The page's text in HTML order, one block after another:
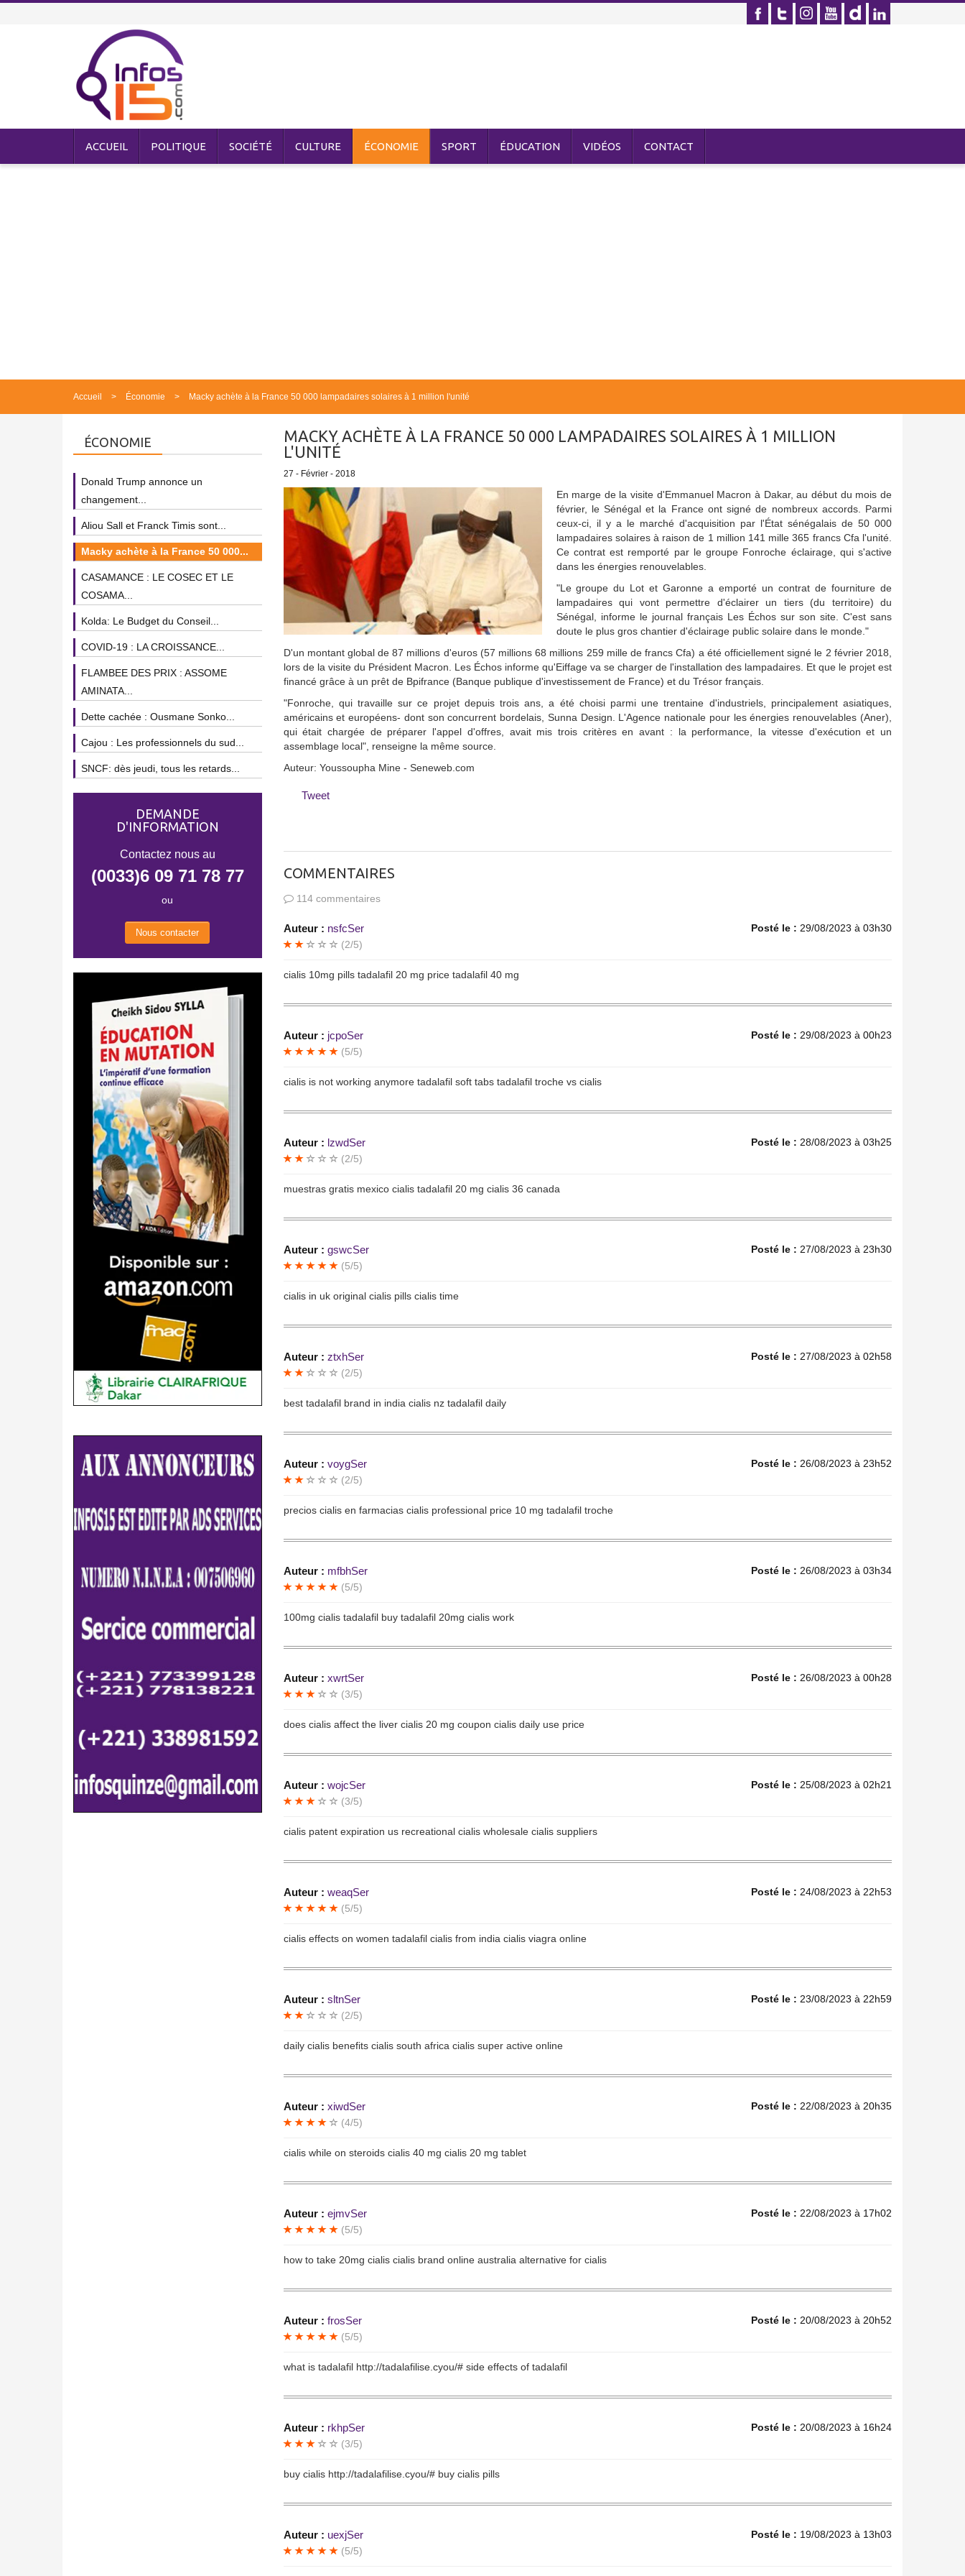
ACCUEIL POLITIQUE SOCIÉTÉ CULTURE ÉCONOMIE SPORT ÉDUCATION VIDÉOS CONTACT
Accueil Économie Macky achète à la France 50 000 lampadaires solaires à 1 million l'unité
MACKY ACHÈTE À LA FRANCE 50 000 LAMPADAIRES SOLAIRES À 1 MILLION
L'UNITÉ
27 - Février - 2018
En marge de la visite d'Emmanuel Macron à Dakar, au début du mois de
février, le Sénégal et la France ont signé de nombreux accords. Parmi
ceux-ci, il y a le marché d'acquisition par l'État sénégalais de 50 000
lampadaires solaires à raison de 1 million 141 mille 365 francs Cfa l'unité.
Ce contrat est remporté par le groupe Fonroche éclairage, qui s'active
dans les énergies renouvelables.
"Le groupe du Lot et Garonne a emporté un contrat de fourniture de
lampadaires qui vont permettre d'éclairer un tiers (du territoire) du
Sénégal, informe le journal français Les Échos sur son site. C'est sans
doute le plus gros chantier d'éclairage public solaire dans le monde."
D'un montant global de 87 millions d'euros (57 millions 68 millions 259 mille de francs Cfa) a été officiellement signé le 2 février 2018,
lors de la visite du Président Macron. Les Échos informe qu'Eiffage va se charger de l'installation des lampadaires. Et que le projet est
financé grâce à un prêt de Bpifrance (Banque publique d'investissement de France) et du Trésor français.
"Fonroche, qui travaille sur ce projet depuis trois ans, a été choisi parmi une trentaine d'industriels, principalement asiatiques,
américains et européens- dont son concurrent bordelais, Sunna Design. L'Agence nationale pour les énergies renouvelables (Aner),
qui était chargée de préparer l'appel d'offres, avait mis trois critères en avant : la performance, la vitesse d'exécution et un
assemblage local", renseigne la même source.
Auteur: Youssoupha Mine - Seneweb.com
Tweet
COMMENTAIRES
114 commentaires
Auteur : nsfcSer Posté le : 29/08/2023 à 03h30
(2/5)
cialis 10mg pills tadalafil 20 mg price tadalafil 40 mg
Auteur : jcpoSer Posté le : 29/08/2023 à 00h23
(5/5)
cialis is not working anymore tadalafil soft tabs tadalafil troche vs cialis
Auteur : lzwdSer Posté le : 28/08/2023 à 03h25
(2/5)
muestras gratis mexico cialis tadalafil 20 mg cialis 36 canada
Auteur : gswcSer Posté le : 27/08/2023 à 23h30
(5/5)
cialis in uk original cialis pills cialis time
Auteur : ztxhSer Posté le : 27/08/2023 à 02h58
(2/5)
best tadalafil brand in india cialis nz tadalafil daily
Auteur : voygSer Posté le : 26/08/2023 à 23h52
(2/5)
precios cialis en farmacias cialis professional price 10 mg tadalafil troche
Auteur : mfbhSer Posté le : 26/08/2023 à 03h34
(5/5)
100mg cialis tadalafil buy tadalafil 20mg cialis work
Auteur : xwrtSer Posté le : 26/08/2023 à 00h28
(3/5)
does cialis affect the liver cialis 20 mg coupon cialis daily use price
Auteur : wojcSer Posté le : 25/08/2023 à 02h21
(3/5)
cialis patent expiration us recreational cialis wholesale cialis suppliers
Auteur : weaqSer Posté le : 24/08/2023 à 22h53
(5/5)
cialis effects on women tadalafil cialis from india cialis viagra online
Auteur : sltnSer Posté le : 23/08/2023 à 22h59
(2/5)
daily cialis benefits cialis south africa cialis super active online
Auteur : xiwdSer Posté le : 22/08/2023 à 20h35
(4/5)
cialis while on steroids cialis 40 mg cialis 20 mg tablet
Auteur : ejmvSer Posté le : 22/08/2023 à 17h02
(5/5)
how to take 20mg cialis cialis brand online australia alternative for cialis
Auteur : frosSer Posté le : 20/08/2023 à 20h52
(5/5)
what is tadalafil http://tadalafilise.cyou/# side effects of tadalafil
Auteur : rkhpSer Posté le : 20/08/2023 à 16h24
(3/5)
buy cialis http://tadalafilise.cyou/# buy cialis pills
Auteur : uexjSer Posté le : 19/08/2023 à 13h03
(5/5)
ÉCONOMIE
Donald Trump annonce un
changement...
Aliou Sall et Franck Timis sont...
Macky achète à la France 50 000...
CASAMANCE : LE COSEC ET LE
COSAMA...
Kolda: Le Budget du Conseil...
COVID-19 : LA CROISSANCE...
FLAMBEE DES PRIX : ASSOME
AMINATA...
Dette cachée : Ousmane Sonko...
Cajou : Les professionnels du sud...
SNCF: dès jeudi, tous les retards...
DEMANDE
D'INFORMATION
Contactez nous au
(0033)6 09 71 78 77
ou
Nous contacter